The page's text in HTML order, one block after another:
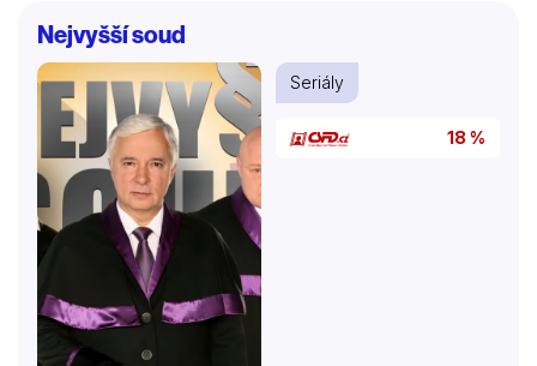
Nejvyšší soud
Seriály
18 %